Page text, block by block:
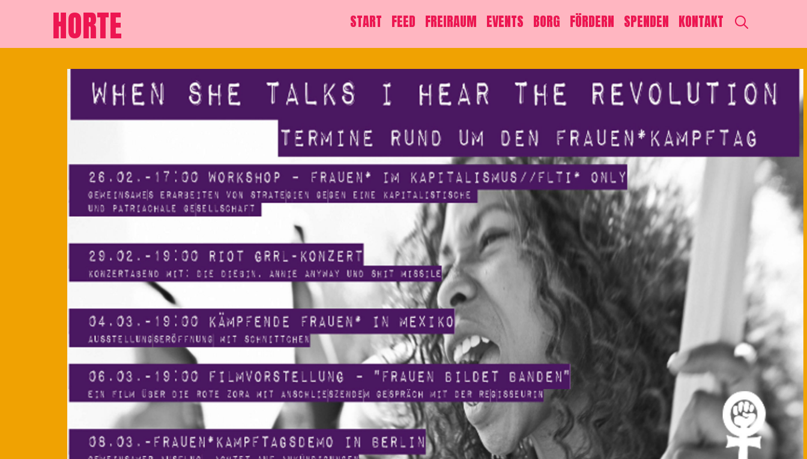
HORTE START FEED FREIRAUM EVENTS BORG FÖRDERN SPENDEN KONTAKT